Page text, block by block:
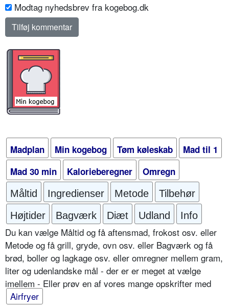
Modtag nyhedsbrev fra kogebog.dk
Madplan Min kogebog Tøm køleskab
Mad til 1
Mad 30 min
Kalorieberegner Omregn
Måltid Ingredienser Metode
Tilbehør
Højtider
Bagværk Diæt Udland Info
Du kan vælge Måltid og få aftensmad, frokost osv. eller
Metode og få grill, gryde, ovn osv. eller Bagværk og få
brød, boller og lagkage osv. eller omregner mellem gram,
liter og udenlandske mål - der er er meget at vælge
imellem - Eller prøv en af vores mange opskrifter med
Airfryer